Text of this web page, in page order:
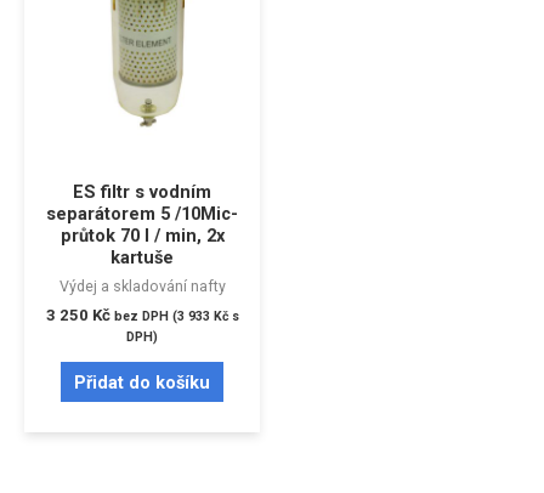
ES filtr s vodním
separátorem 5 /10Mic-
průtok 70 l / min, 2x
kartuše
Výdej a skladování nafty
3 250 Kč bez DPH (3 933 Kčs
DPH)
Přidat do košíku